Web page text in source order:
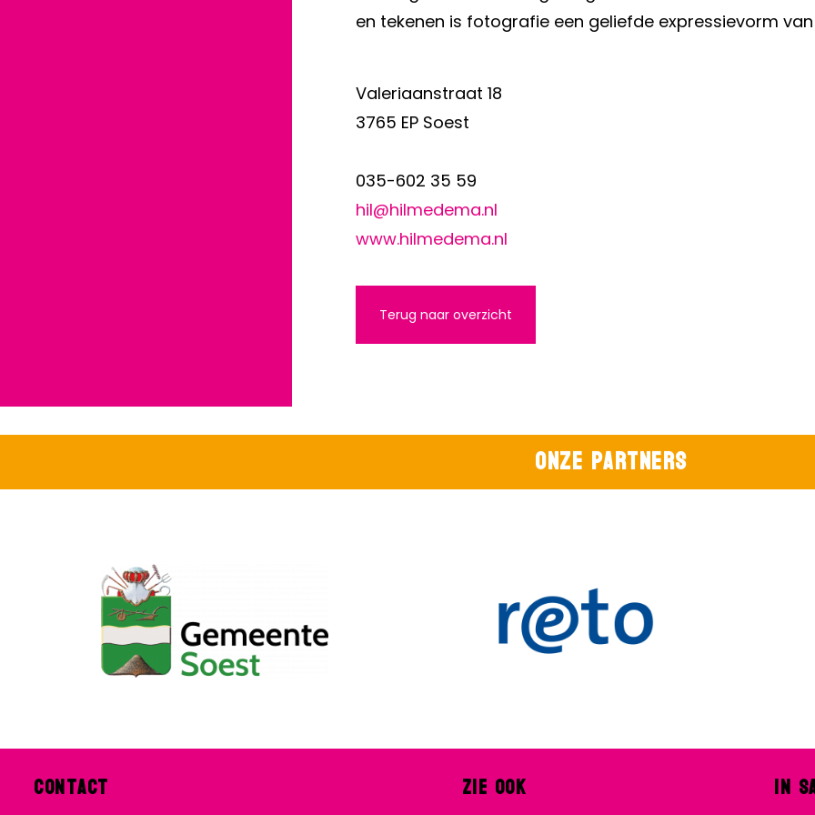
en tekenen is fotografie een geliefde expressievorm
Valeriaanstraat 18
3765 EP Soest
035-602 35 59
hil@hilmedema.nl
www.hilmedema.nl
Terug naar overzicht
Onze partners
Contact Zie ook In